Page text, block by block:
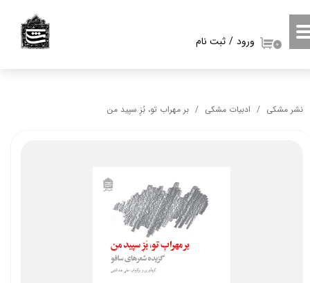
ورود / ثبت نام
حساب کاربری من
۰
نشر مشکی ادبیات مشکی بر مهراب تو، بُزِ سپید من